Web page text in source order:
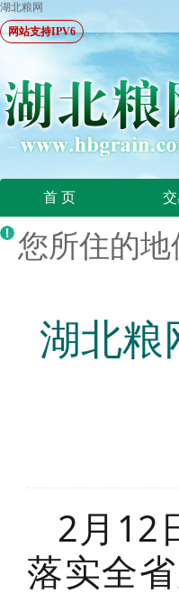
湖北粮网
网站支持IPV6
首 页
您所住的
湖北粮
2月12
落实全